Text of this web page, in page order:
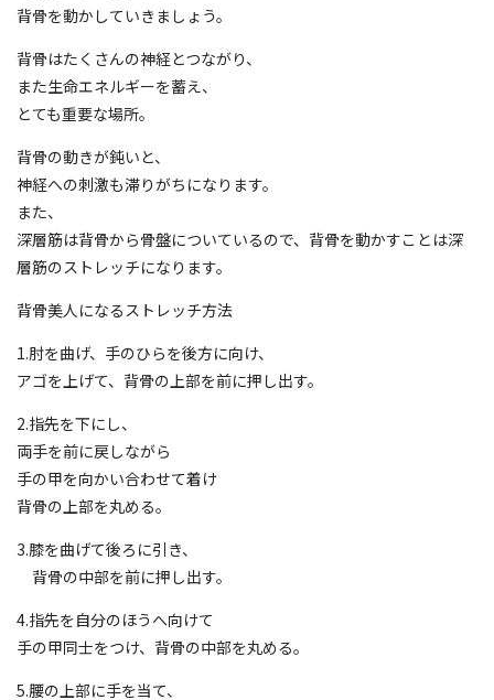
背骨を動かしていきましょう。
背骨はたくさんの神経とつながり、
また生命エネルギーを蓄え、
とても重要な場所。
背骨の動きが鈍いと、
神経への刺激も滞りがちになります。
また、
深層筋は背骨から骨盤についているので、背骨を動かすことは深
層筋のストレッチになります。
背骨美人になるストレッチ方法
1.肘を曲げ、手のひらを後方に向け、
アゴを上げて、背骨の上部を前に押し出す。
2.指先を下にし、
両手を前に戻しながら
手の甲を向かい合わせて着け
背骨の上部を丸める。
3.膝を曲げて後ろに引き、
背骨の中部を前に押し出す。
4.指先を自分のほうへ向けて
手の甲同士をつけ、背骨の中部を丸める。
5.腰の上部に手を当て、